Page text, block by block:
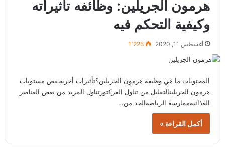
هرمون الجريلين: وظائفه تأثيراته
وكيفية التحكم فيه
أغسطس 11, 2020 1٬225
المحتويات ما هي وظيفة هرمون الجريلين؟تأثيرات أخرىخفض مستويات
هرمون الجريلينالتقليل من تناول الفركتوزتناول المزيد من بعض العناصر
الغذائيةممارسة الرياضةالحد من…
أكمل القراءة »